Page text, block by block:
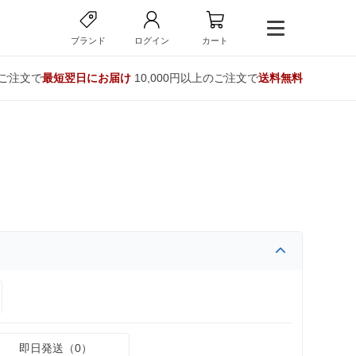
ブランド ログイン カート
注文で最短翌日にお届け10,000円以上のご注文で送料無料
即日発送（0）